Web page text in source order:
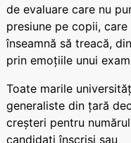
de evaluare care nu
presiune pe copii, care
înseamnă să treacă,
prin emoțiile unui
Toate marile
generaliste din țară
creșteri pentru
candidați înscriși sau